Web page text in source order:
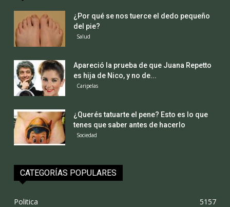
¿Por qué se nos tuerce el dedo pequeño
del pie?
Salud
Apareció la prueba de que Juana Repetto
es hija de Nico, y no de...
Caripelas
¿Querés tatuarte el pene? Esto es lo que
tenes que saber antes de hacerlo
Sociedad
CATEGORÍAS POPULARES
Politica
5157